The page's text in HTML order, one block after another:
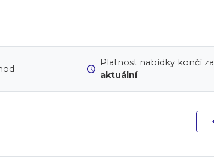
Platnost nabídky končí za
aktuální